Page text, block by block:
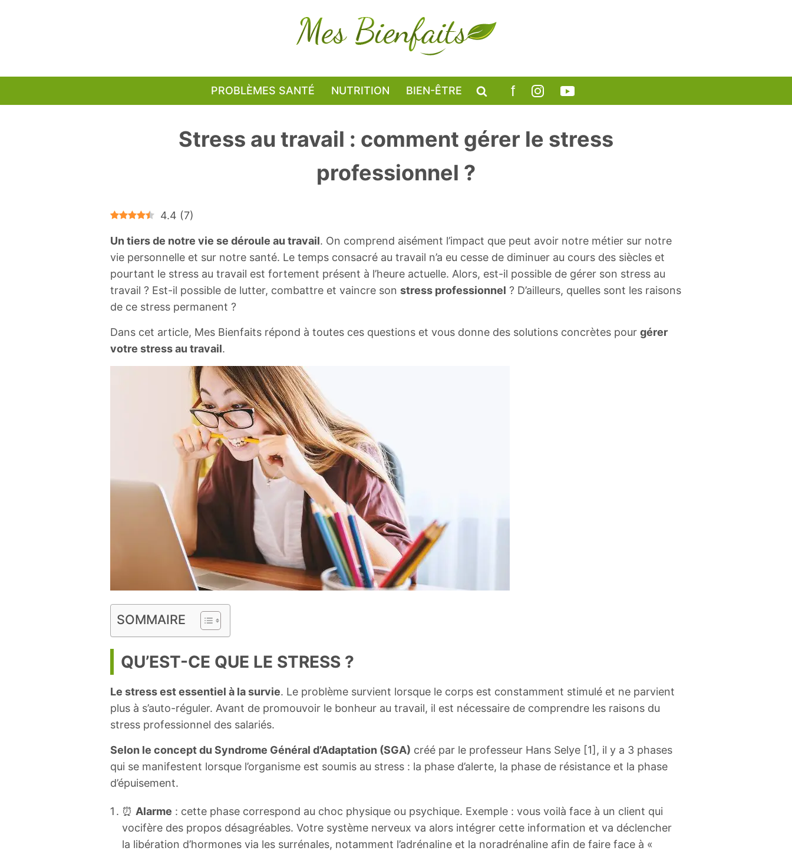
PROBLÈMES SANTÉ NUTRITION BIEN-ÊTRE
Stress au travail : comment gérer le stress
professionnel ?
4.4 (7)
Un tiers de notre vie se déroule au travail. On comprend aisément l’impact que peut avoir notre métier sur notre
vie personnelle et sur notre santé. Le temps consacré au travail n’a eu cesse de diminuer au cours des siècles et
pourtant le stress au travail est fortement présent à l’heure actuelle. Alors, est-il possible de gérer son stress au
travail ? Est-il possible de lutter, combattre et vaincre son stress professionnel ? D’ailleurs, quelles sont les raisons
de ce stress permanent ?
Dans cet article, Mes Bienfaits répond à toutes ces questions et vous donne des solutions concrètes pour gérer
votre stress au travail.
SOMMAIRE
QU’EST-CE QUE LE STRESS ?
Le stress est essentiel à la survie. Le problème survient lorsque le corps est constamment stimulé et ne parvient
plus à s’auto-réguler. Avant de promouvoir le bonheur au travail, il est nécessaire de comprendre les raisons du
stress professionnel des salariés.
Selon le concept du Syndrome Général d’Adaptation (SGA) créé par le professeur Hans Selye [1], il y a 3 phases
qui se manifestent lorsque l’organisme est soumis au stress : la phase d’alerte, la phase de résistance et la phase
d’épuisement.
⏰ Alarme : cette phase correspond au choc physique ou psychique. Exemple : vous voilà face à un client qui
vocifère des propos désagréables. Votre système nerveux va alors intégrer cette information et va déclencher
la libération d’hormones via les surrénales, notamment l’adrénaline et la noradrénaline afin de faire face à «